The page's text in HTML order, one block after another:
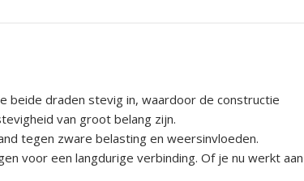
beide draden stevig in, waardoor de constructie
van groot belang zijn.
tegen zware belasting en weersinvloeden.
voor een langdurige verbinding. Of je nu werkt aan